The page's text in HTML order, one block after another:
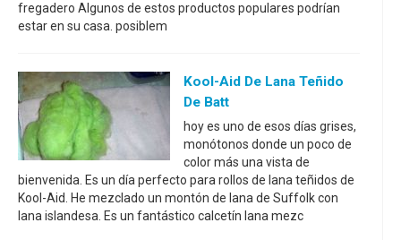
fregadero Algunos de estos productos populares podrían
estar en su casa. posiblem
Kool-Aid De Lana Teñido
De Batt
hoy es uno de esos días grises,
monótonos donde un poco de
color más una vista de
bienvenida. Es un día perfecto para rollos de lana teñidos de
Kool-Aid. He mezclado un montón de lana de Suffolk con
lana islandesa. Es un fantástico calcetín lana mezc